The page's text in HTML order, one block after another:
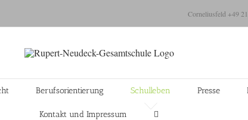
Corneliusfeld +49
Berufsorientierung Schulleben Presse
Kontakt und Impressum